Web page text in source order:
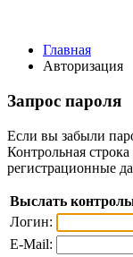
Главная
Авторизация
Запрос пароля
Если вы забыли
Контрольная
регистрационные
Выслать
Логин:
E-Mail: